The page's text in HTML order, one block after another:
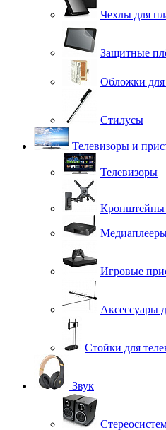
Чехлы для
Защитные
Обложки для
Стилусы
Телевизоры и
Телевизоры
Кронштейны
Игровые
Аксессуары
Стойки для
Звук